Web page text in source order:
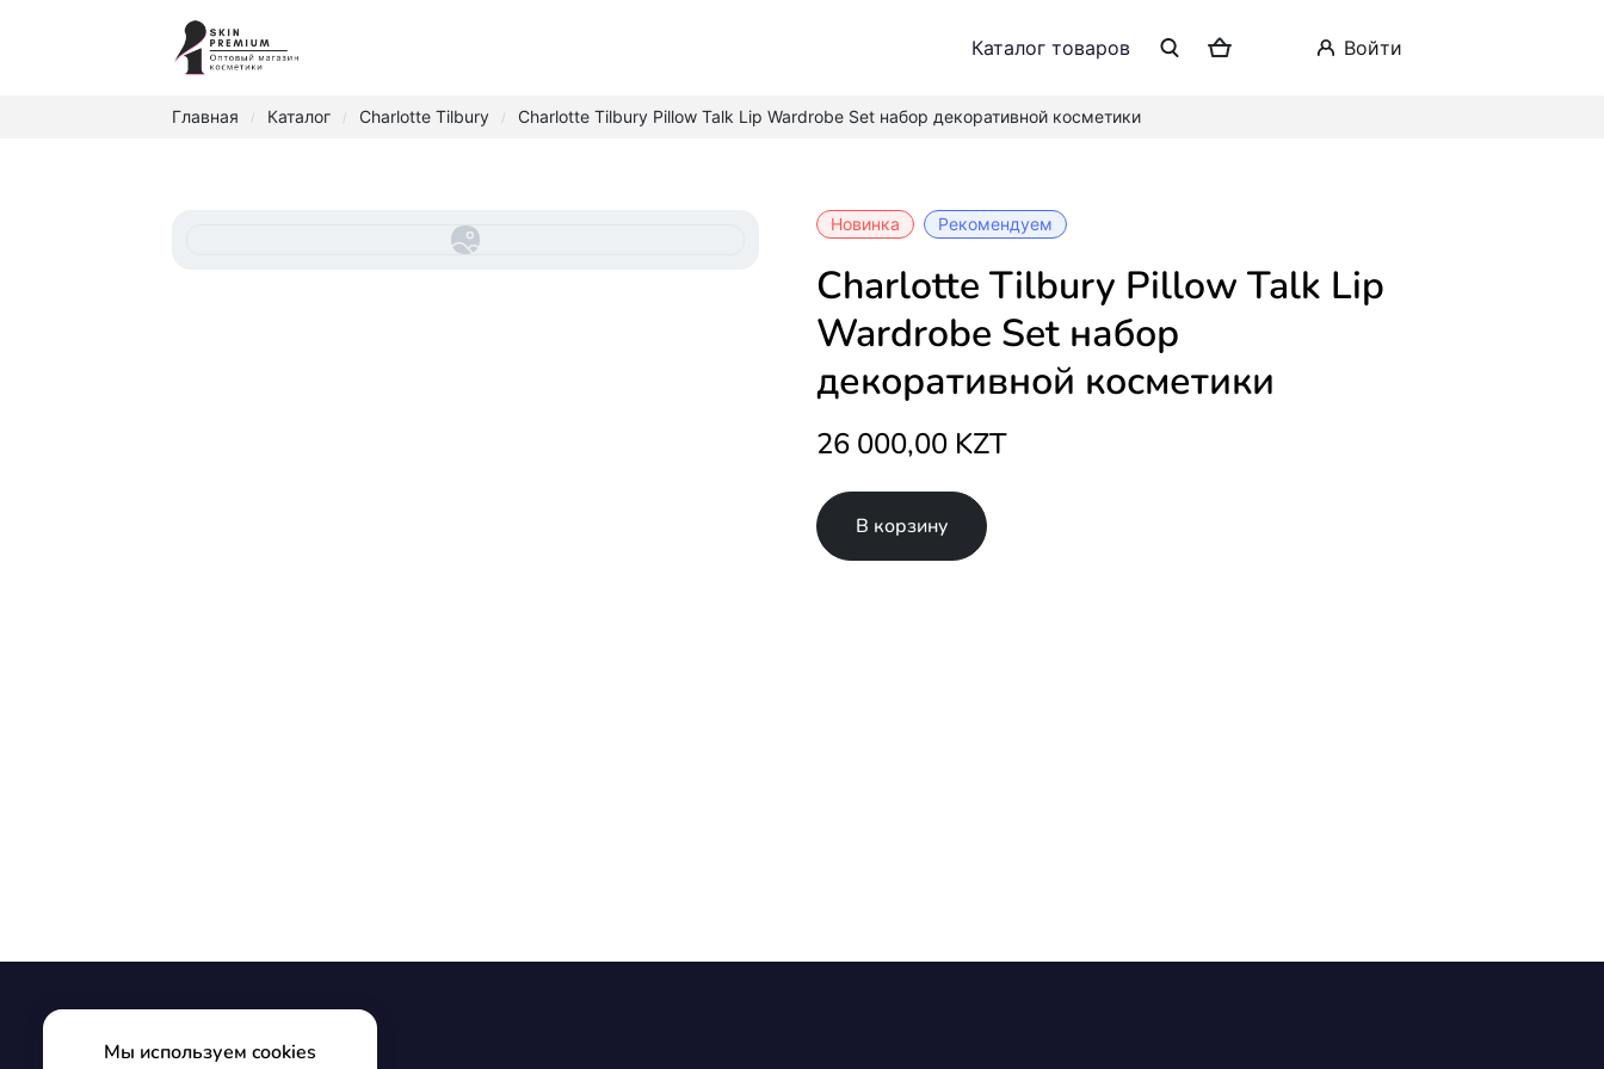
Каталог товаров войти
Главная / Каталог / Charlotte Tilbury / Charlotte Tilbury Pillow Talk Lip Wardrobe Set набор декоративной косметики
Новинка Рекомендуем
Charlotte Tilbury Pillow Talk Lip
Wardrobe Set набор
декоративной косметики
26 000,00 KZT
В корзину
Мы используем cookies